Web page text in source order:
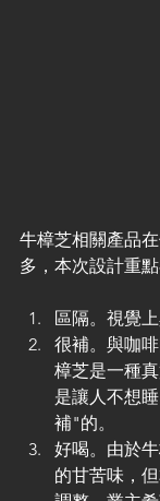
牛樟芝相關產品
多，本次設計重
區隔。視覺
很補。與咖
樟芝是一種
是讓人不想
補"的。
好喝。由於
的甘苦味，